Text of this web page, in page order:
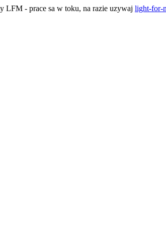
LFM - prace sa w toku, na razie uzywaj light-for-